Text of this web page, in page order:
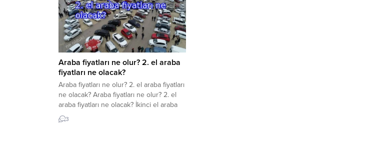
Araba fiyatları ne olur? 2. el araba
fiyatları ne olacak?
Araba fiyatları ne olur? 2. el araba fiyatları
ne olacak? Araba fiyatları ne olur? 2. el
araba fiyatları ne olacak? İkinci el araba
fiyatları anketlerinde yeniden arttı. Ülke
genelinde binlerce vatandaş tarafından
3